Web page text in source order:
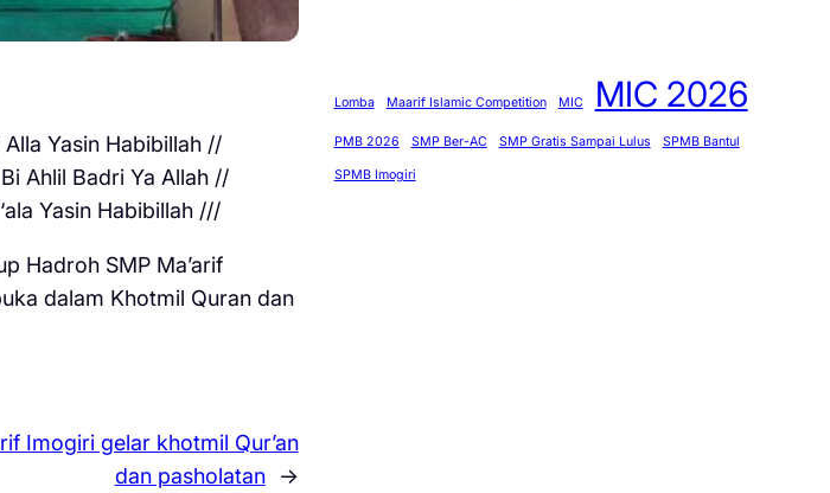
Yasin Habibillah //
Ahlil Badri Ya Allah //
Yasin Habibillah ///
Hadroh SMP Ma’arif
dalam Khotmil Quran dan
Imogiri gelar khotmil Qur’an
dan pasholatan
→
Lomba Maarif Islamic Competition MIC MIC 2026
PMB 2026 SMP Ber-AC SMP Gratis Sampai Lulus SPMB Bantul
SPMB Imogiri